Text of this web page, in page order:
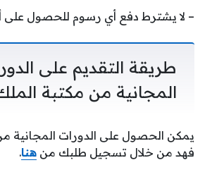
– لا يشترط دفع أي رسوم للحصول على
طريقة التقديم على
المجانية من مكتبة
يمكن الحصول على الدورات المجانية
فهد من خلال تسجيل طلبك من هنا.